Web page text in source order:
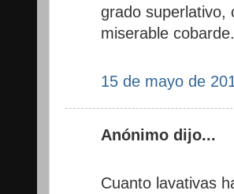
grado superlativo,
miserable cobarde.
15 de mayo de
Anónimo dijo...
Cuanto lavativas